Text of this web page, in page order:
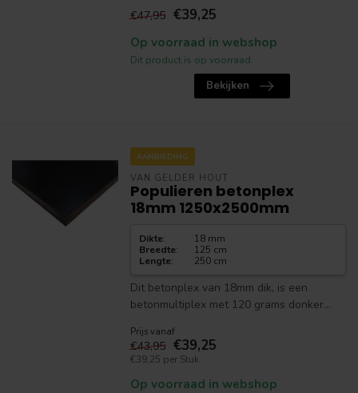
€47,95 €39,25
Op voorraad in webshop
Dit product is op voorraad.
Bekijken
AANBIEDING
VAN GELDER HOUT
Populieren betonplex
18mm 1250x2500mm
Dikte:
18 mm
Breedte:
125 cm
Lengte: 250 cm
Dit betonplex van 18mm dik, is een
betonmultiplex met 120 grams donker...
Prijs vanaf
€43,95 €39,25
€39,25 per Stuk
Op voorraad in webshop